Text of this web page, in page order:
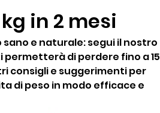
in 2 mesi
e naturale: segui il nostro
di perdere fino a 15
consigli e suggerimenti per
di peso in modo efficace e